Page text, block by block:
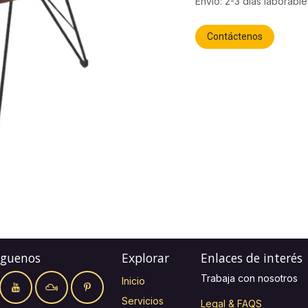
Contáctenos
Explorar
Inicio
Servicios
Enlaces de interés
Trabaja con nosotros
Legal & FAQS